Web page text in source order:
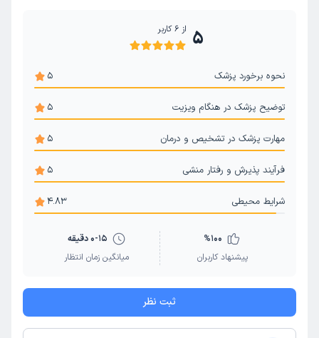
5 از 6کاربر
نحوه برخورد پزشک 5
توضیح پزشک در هنگام ویزیت 5
مهارت پزشک در تشخیص و درمان 5
فرآیند پذیرش و رفتار منشی 5
شرایط محیطی 4.83
%100
پیشنهاد کاربران
0-15 دقیقه
میانگین زمان انتظار
ثبت نظر